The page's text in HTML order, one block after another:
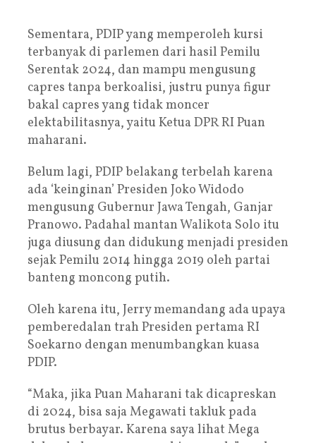
Sementara, PDIP yang memperoleh kursi
terbanyak di parlemen dari hasil Pemilu
Serentak 2024, dan mampu mengusung
capres tanpa berkoalisi, justru punya figur
bakal capres yang tidak moncer
elektabilitasnya, yaitu Ketua DPR RI Puan
maharani.
Belum lagi, PDIP belakang terbelah karena
ada ‘keinginan’ Presiden Joko Widodo
mengusung Gubernur Jawa Tengah, Ganjar
Pranowo. Padahal mantan Walikota Solo itu
juga diusung dan didukung menjadi presiden
sejak Pemilu 2014 hingga 2019 oleh partai
banteng moncong putih.
Oleh karena itu, Jerry memandang ada upaya
pemberedalan trah Presiden pertama RI
Soekarno dengan menumbangkan kuasa
PDIP.
“Maka, jika Puan Maharani tak dicapreskan
di 2024, bisa saja Megawati takluk pada
brutus berbayar. Karena saya lihat Mega